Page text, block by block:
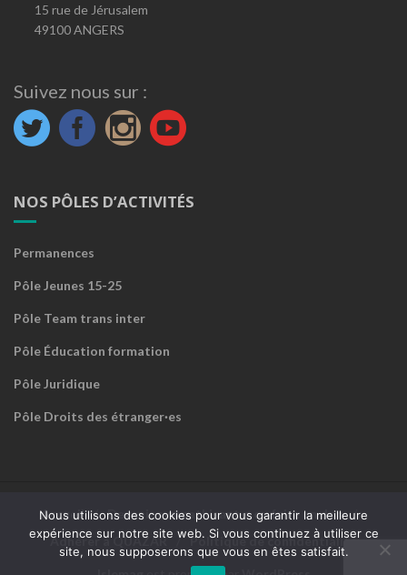
15 rue de Jérusalem
49100 ANGERS
Suivez nous sur :
NOS PÔLES D’ACTIVITÉS
Permanences
Pôle Jeunes 15-25
Pôle Team trans inter
Pôle Éducation formation
Pôle Juridique
Pôle Droits des étranger·es
Accueil
Devenir sympathisant·e ou faire un don
Adhérer à QUAZAR
Politique de confidentialité
Nous utilisons des cookies pour vous garantir la meilleure
expérience sur notre site web. Si vous continuez à utiliser ce
site, nous supposerons que vous en êtes satisfait.